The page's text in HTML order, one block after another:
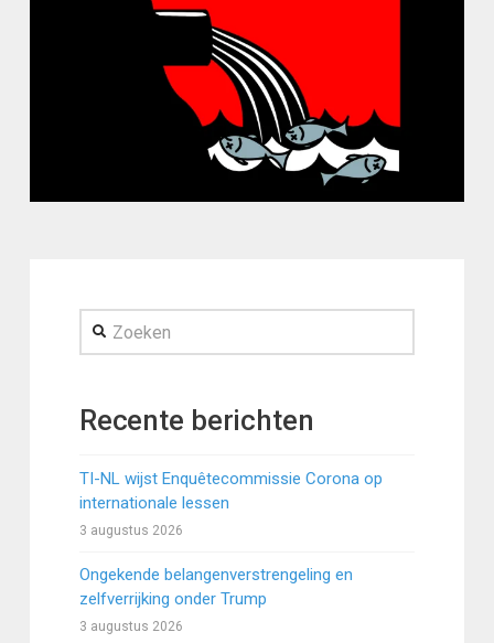
Zoeken
Recente berichten
TI-NL wijst Enquêtecommissie Corona op
internationale lessen
3 augustus 2026
Ongekende belangenverstrengeling en
zelfverrijking onder Trump
3 augustus 2026